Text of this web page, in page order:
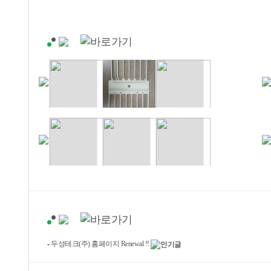
- 두성테크(주) 홈페이지 Renewal !!